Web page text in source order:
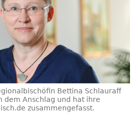
Bettina Schlauraff
dem Anschlag und hat ihre
zusammengefasst.